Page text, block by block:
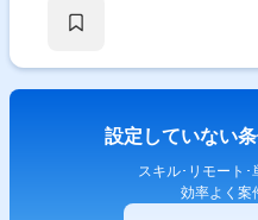
設定していない
スキル･リモート･
効率よく案